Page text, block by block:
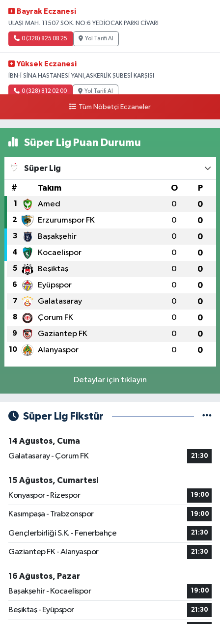
Bayrak Eczanesi
ULAŞI MAH. 11507 SOK. NO:6 YEDİOCAK PARKI CİVARI
0 (328) 825 08 25 Yol Tarifi Al
Yüksek Eczanesi
İBN-İ SİNA HASTANESİ YANI,ASKERLİK ŞUBESİ KARŞISI
0 (328) 812 02 00 Yol Tarifi Al
Tüm Nöbetçi Eczaneler
Süper Lig Puan Durumu
Süper Lig
# Takım O P
1 Amed 0 0
2 Erzurumspor FK 0 0
3 Başakşehir 0 0
4 Kocaelispor 0 0
5 Beşiktaş 0 0
6 Eyüpspor 0 0
7 Galatasaray 0 0
8 Çorum FK 0 0
9 Gaziantep FK 0 0
10 Alanyaspor 0 0
Detaylar için tıklayın
Süper Lig Fikstür
14 Ağustos, Cuma
Galatasaray - Çorum FK
21:30
15 Ağustos, Cumartesi
Konyaspor - Rizespor
19:00
Kasımpaşa - Trabzonspor 19:00
Gençlerbirliği S.K. - Fenerbahçe 21:30
Gaziantep FK - Alanyaspor 21:30
16 Ağustos, Pazar
Başakşehir - Kocaelispor
19:00
Beşiktaş - Eyüpspor 21:30